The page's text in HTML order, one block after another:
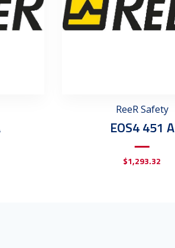
ReeR Safety
EOS4 451 A
$1,293.32